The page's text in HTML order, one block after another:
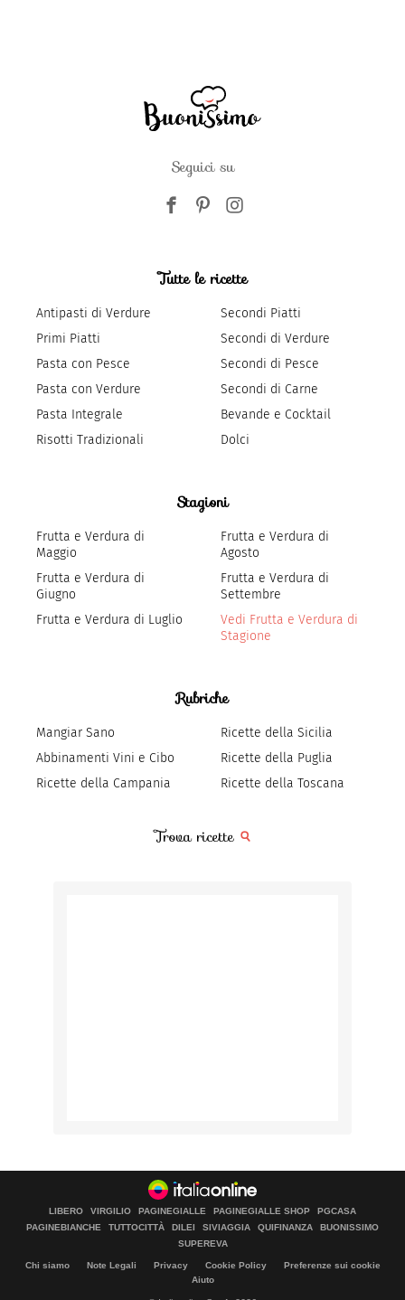
Seguici su
Tutte le ricette
Antipasti di Verdure
Primi Piatti
Pasta con Pesce
Pasta con Verdure
Pasta Integrale
Risotti Tradizionali
Secondi Piatti
Secondi di Verdure
Secondi di Pesce
Secondi di Carne
Bevande e Cocktail
Dolci
Stagioni
Frutta e Verdura di
Maggio
Frutta e Verdura di
Giugno
Frutta e Verdura di Luglio
Frutta e Verdura di
Agosto
Frutta e Verdura di
Settembre
Vedi Frutta e Verdura di
Stagione
Rubriche
Mangiar Sano
Abbinamenti Vini e Cibo
Ricette della Campania
Ricette della Sicilia
Ricette della Puglia
Ricette della Toscana
Trova ricette
LIBERO VIRGILIO PAGINEGIALLE PAGINEGIALLE SHOP
PGCASA
PAGINEBIANCHE
TUTTOCITTÀ DILEI SIVIAGGIA QUIFINANZA
BUONISSIMO
SUPEREVA
Chi siamo Note Legali Privacy Cookie Policy
Preferenze sui cookie
Aiuto